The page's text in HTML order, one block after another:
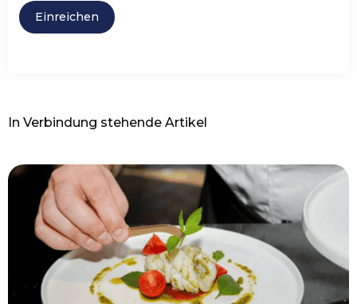
In Verbindung stehende Artikel